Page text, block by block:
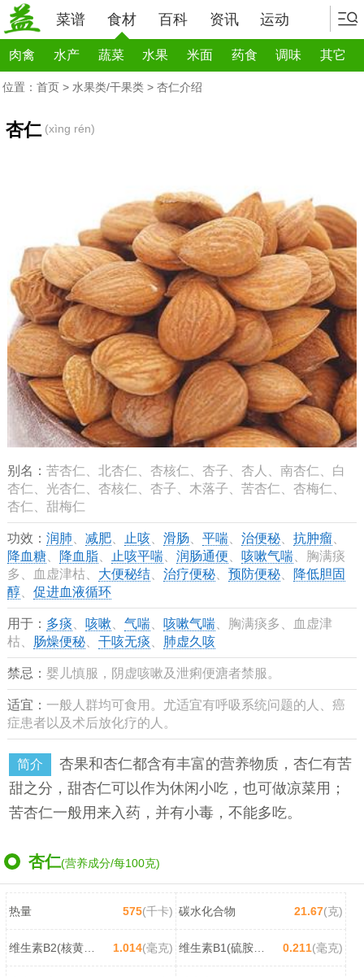
菜谱 食材 百科 资讯 运动
肉禽 水产 蔬菜 水果 米面 药食 调味 其它
位置： 首页 > 水果类/干果类 > 杏仁介绍
杏仁 (xìng rén)
别名： 苦杏仁、北杏仁、杏核仁、杏子、杏人、南杏仁、白
杏仁、光杏仁、杏核仁、杏子、木落子、苦杏仁、杏梅仁、
杏仁、甜梅仁
功效： 润肺、 减肥、 止咳、 滑肠、 平喘、 治便秘、 抗肿瘤、
降血糖、 降血脂、 止咳平喘、 润肠通便、 咳嗽气喘、胸满痰
多、血虚津枯、 大便秘结、 治疗便秘、 预防便秘、
降低胆固
醇、 促进血液循环
用于： 多痰、 咳嗽、 气喘、 咳嗽气喘、胸满痰多、血虚津
枯、 肠燥便秘、 干咳无痰、 肺虚久咳
禁忌： 婴儿慎服，阴虚咳嗽及泄痢便溏者禁服。
适宜： 一般人群均可食用。尤适宜有呼吸系统问题的人、癌
症患者以及术后放化疗的人。
简介
杏果和杏仁都含有丰富的营养物质，杏仁有苦
甜之分，甜杏仁可以作为休闲小吃，也可做凉菜用；
苦杏仁一般用来入药，并有小毒，不能多吃。
杏仁(营养成分/每100克)
热量 575(千卡) 碳水化合物 21.67(克)
维生素B2(核黄素) 1.014(毫克) 维生素B1(硫胺素) 0.211(毫克)